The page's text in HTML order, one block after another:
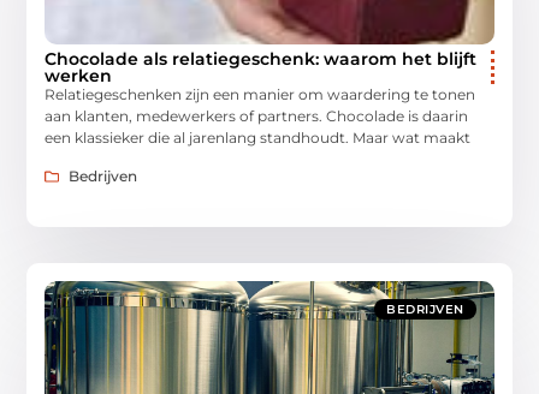
Chocolade als relatiegeschenk: waarom het blijft
werken
Relatiegeschenken zijn een manier om waardering te tonen
aan klanten, medewerkers of partners. Chocolade is daarin
een klassieker die al jarenlang standhoudt. Maar wat maakt
Bedrijven
BEDRIJVEN